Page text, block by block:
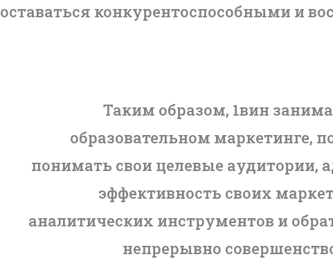
оставаться конкурентоспособными и
Таким образом, 1вин
образовательном маркетинге,
понимать свои целевые аудитории,
эффективность своих
аналитических инструментов и
непрерывно